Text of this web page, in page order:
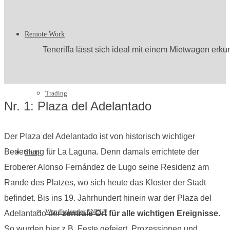
Remote Work
Trading
Shop
Wandkalender *NEU*
Teneriffa lässt sich ideal mit einem Mietwagen
Nr. 1: Plaza del Adelantado
Der Plaza del Adelantado ist von historisch wichtiger
Bedeutung für La Laguna. Denn damals errichtete der
Eroberer Alonso Fernández de Lugo seine Residenz am
Rande des Platzes, wo sich heute das Kloster der Stadt
befindet. Bis ins 19. Jahrhundert hinein war der Plaza del
Adelantado derzentrale Ort für alle wichtigen Ereignisse.